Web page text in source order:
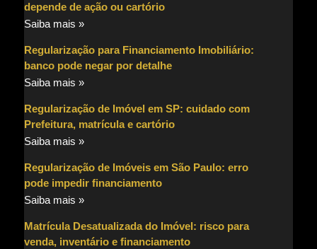
depende de ação ou cartório
Saiba mais »
Regularização para Financiamento Imobiliário:
banco pode negar por detalhe
Saiba mais »
Regularização de Imóvel em SP: cuidado com
Prefeitura, matrícula e cartório
Saiba mais »
Regularização de Imóveis em São Paulo: erro
pode impedir financiamento
Saiba mais »
Matrícula Desatualizada do Imóvel: risco para
venda, inventário e financiamento